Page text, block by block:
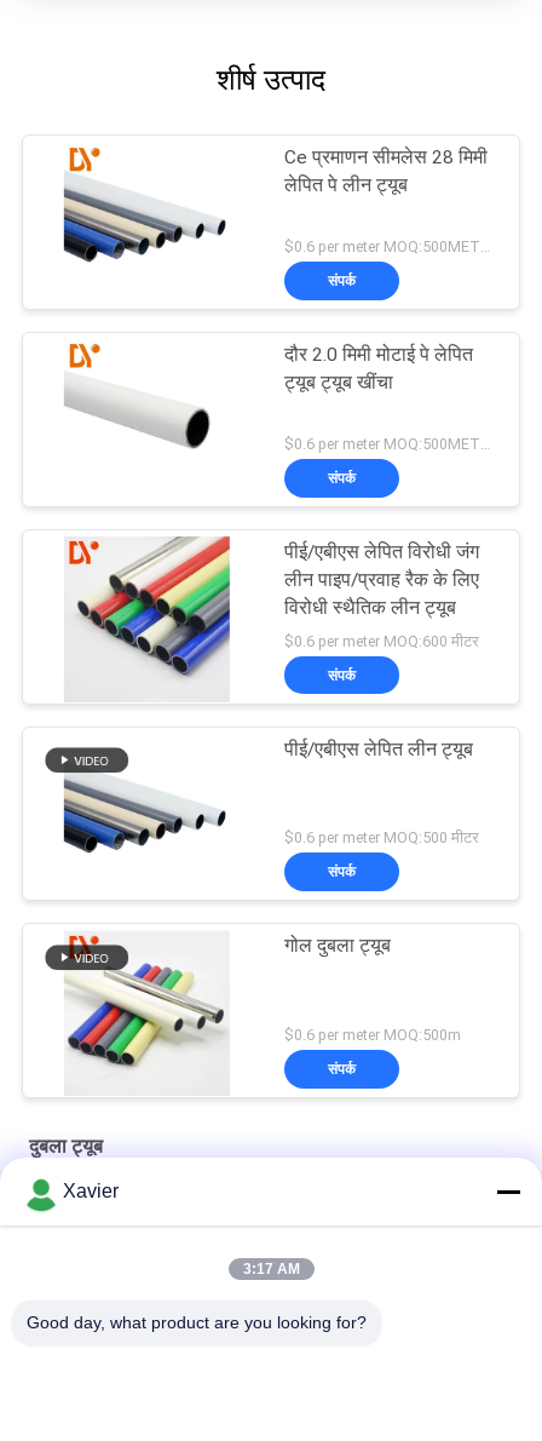
शीर्ष उत्पाद
Ce प्रमाणन सीमलेस 28 मिमी
लेपित पे लीन ट्यूब
$0.6 per meter MOQ:500METERS
संपर्क
दौर 2.0 मिमी मोटाई पे लेपित
ट्यूब ट्यूब खींचा
संपर्क
पीई/एबीएस लेपित विरोधी जंग
लीन पाइप/प्रवाह रैक के लिए
विरोधी स्थैतिक लीन ट्यूब
$0.6 per meter MOQ:600 मीटर
संपर्क
पीई/एबीएस लेपित लीन ट्यूब
$0.6 per meter MOQ:500 मीटर
संपर्क
गोल दुबला ट्यूब
$0.6 per meter MOQ:500m
संपर्क
दुबला ट्यूब
ईएसडी ब्लैक एंटी स्टेटिक ट्यूबिंग, प्लास्टिक लेपित पाइप उदार फ्रेम संरचना
Xavier
3:17 AM
Good day, what product are you looking for?